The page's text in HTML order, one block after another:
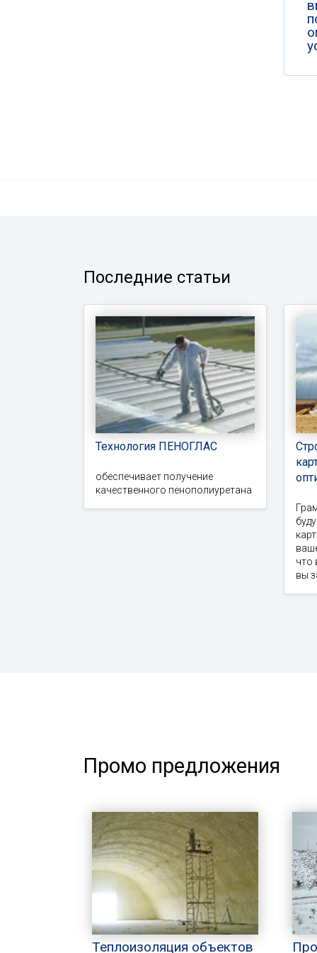
Последние статьи
Технология ПЕНОГЛАС
обеспечивает получение
качественного пенополиуретана
что
вы
Промо предложения
Теплоизоляция объектов